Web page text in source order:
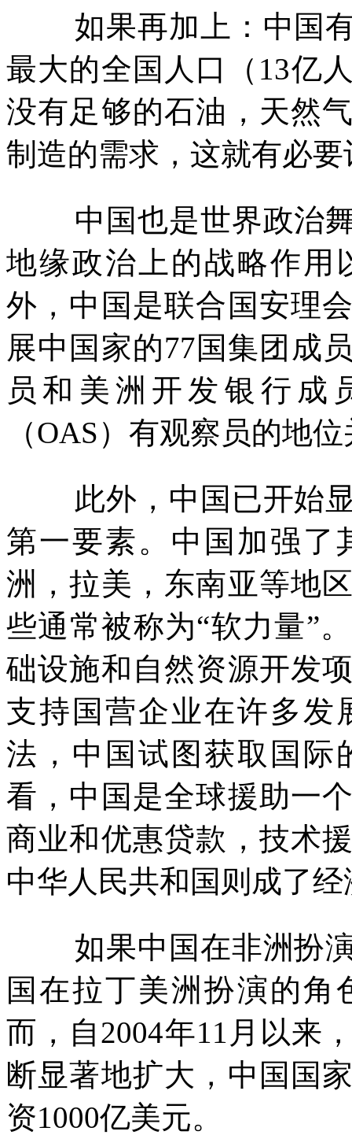
如果再加上：中国
最大的全国人口（ 13亿
没有足够的石油，天然
制造的需求，这就有必
中国也是世界政治
地缘政治上的战略作用
外，中国是联合国安理
展中国家的77国集团成
员和美洲开发银行成
（OAS）有观察员的地
此外，中国已开始
第一要素。中国加强了
洲，拉美，东南亚等地
些通常被称为“软力量”
础设施和自然资源开发
支持国营企业在许多发
法，中国试图获取国际
看，中国是全球援助一
商业和优惠贷款，技术
中华人民共和国则成了
如果中国在非洲扮
国在拉丁美洲扮演的角
而，自2004年11 月以来
断显著地扩大，中国国
资1000亿美元。